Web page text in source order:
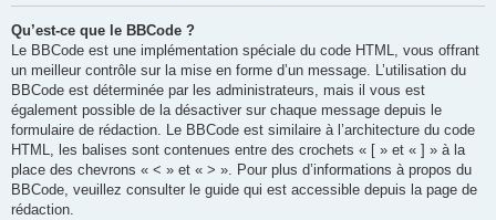
Qu’est-ce que le BBCode ?
Le BBCode est une implémentation spéciale du code HTML, vous offrant
un meilleur contrôle sur la mise en forme d’un message. L’utilisation du
BBCode est déterminée par les administrateurs, mais il vous est
également possible de la désactiver sur chaque message depuis le
formulaire de rédaction. Le BBCode est similaire à l’architecture du code
HTML, les balises sont contenues entre des crochets « [ » et « ] » à la
place des chevrons « < » et « > ». Pour plus d’informations à propos du
BBCode, veuillez consulter le guide qui est accessible depuis la page de
rédaction.